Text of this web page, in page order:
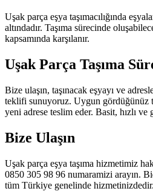
Uşak parça eşya taşımacılığında
altındadır. Taşıma sürecinde
kapsamında karşılanır.
Uşak Parça Taşıma
Bize ulaşın, taşınacak eşyayı ve
teklifi sunuyoruz. Uygun gördüğünüz
yeni adrese teslim eder. Basit, hızlı ve
Bize Ulaşın
Uşak parça eşya taşıma hizmetimiz
0850 305 98 96 numaramizi arayın.
tüm Türkiye genelinde hizmetinizdedir.